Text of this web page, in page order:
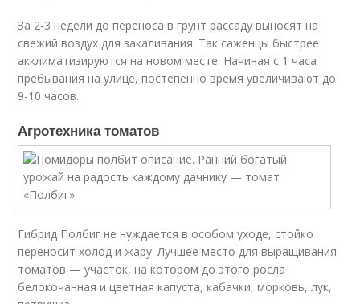
За 2-3 недели до переноса в грунт рассаду выносят на
свежий воздух для закаливания. Так саженцы быстрее
акклиматизируются на новом месте. Начиная с 1 часа
пребывания на улице, постепенно время увеличивают до
9-10 часов.
Агротехника томатов
Гибрид Полбиг не нуждается в особом уходе, стойко
переносит холод и жару. Лучшее место для выращивания
томатов — участок, на котором до этого росла
белокочанная и цветная капуста, кабачки, морковь, лук,